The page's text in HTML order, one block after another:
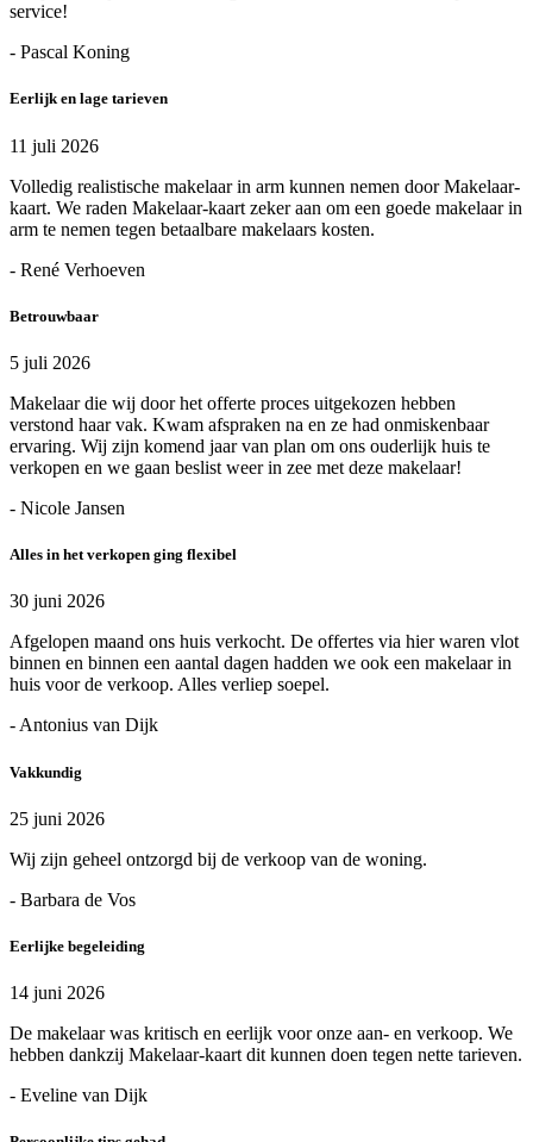
service!
- Pascal Koning
Eerlijk en lage tarieven
11 juli 2026
Volledig realistische makelaar in arm kunnen nemen door Makelaar-
kaart. We raden Makelaar-kaart zeker aan om een goede makelaar in
arm te nemen tegen betaalbare makelaars kosten.
- René Verhoeven
Betrouwbaar
5 juli 2026
Makelaar die wij door het offerte proces uitgekozen hebben
verstond haar vak. Kwam afspraken na en ze had onmiskenbaar
ervaring. Wij zijn komend jaar van plan om ons ouderlijk huis te
verkopen en we gaan beslist weer in zee met deze makelaar!
- Nicole Jansen
Alles in het verkopen ging flexibel
30 juni 2026
Afgelopen maand ons huis verkocht. De offertes via hier waren vlot
binnen en binnen een aantal dagen hadden we ook een makelaar in
huis voor de verkoop. Alles verliep soepel.
- Antonius van Dijk
Vakkundig
25 juni 2026
Wij zijn geheel ontzorgd bij de verkoop van de woning.
- Barbara de Vos
Eerlijke begeleiding
14 juni 2026
De makelaar was kritisch en eerlijk voor onze aan- en verkoop. We
hebben dankzij Makelaar-kaart dit kunnen doen tegen nette tarieven.
- Eveline van Dijk